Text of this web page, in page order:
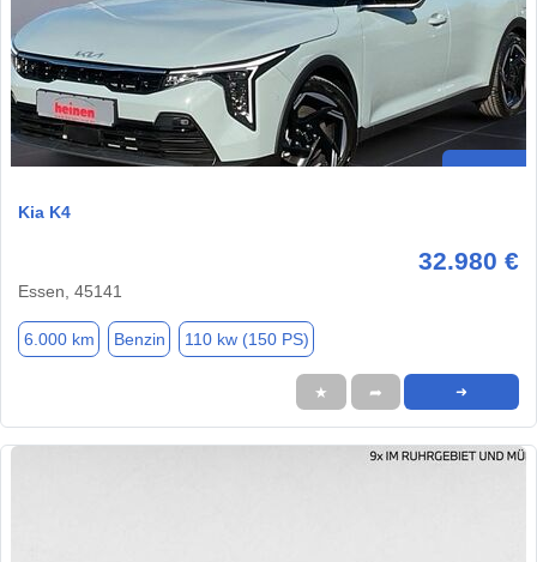
Kia K4
32.980 €
Essen, 45141
6.000 km Benzin 110 kw (150 PS)
★ ➦ ➜